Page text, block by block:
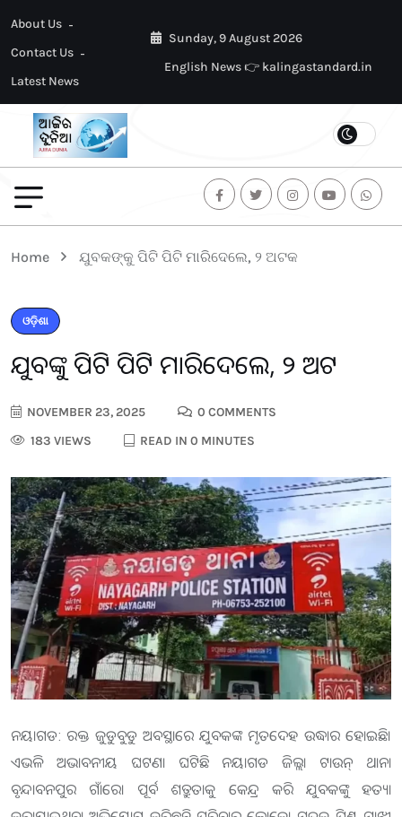
About Us
Contact Us
Latest News
Sunday, 9 August 2026
English News 👉 kalingastandard.in
Home ଯୁବକଙ୍କୁ ପିଟି ପିଟି ମାରିଦେଲେ, ୨ ଅଟକ
ଓଡ଼ିଶା
ଯୁବକଙ୍କୁ ପିଟି ପିଟି ମାରିଦେଲେ, ୨ ଅଟକ
NOVEMBER 23, 2025
0 COMMENTS
183 VIEWS
READ IN 0 MINUTES
ନୟାଗଡ: ରକ୍ତ ଜୁଡୁବୁଡୁ ଅବସ୍ଥାରେ ଯୁବକଙ୍କ ମୃତଦେହ ଉଦ୍ଧାର ହୋଇଛି।
ଏଭଳି ଅଭାବନୀୟ ଘଟଣା ଘଟିଛି ନୟାଗଡ ଜିଲ୍ଲା ଟାଉନ୍ ଥାନା
ବୃନ୍ଦାବନପୁର ଗାଁରେ। ପୂର୍ବ ଶତ୍ରୁତାକୁ କେନ୍ଦ୍ର କରି ଯୁବକଙ୍କୁ ହତ୍ୟା